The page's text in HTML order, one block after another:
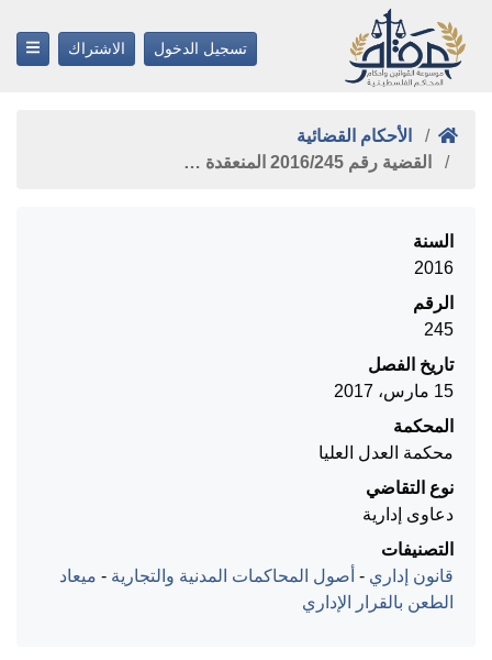
تسجيل الدخول الاشتراك
الأحكام القضائية
القضية رقم ‎245‏/‎2016‏ المنعقدة …
السنة
2016
الرقم
245
تاريخ الفصل
15 مارس، 2017
المحكمة
محكمة العدل العليا
نوع التقاضي
دعاوى إدارية
التصنيفات
قانون إداري - أصول المحاكمات المدنية والتجارية - ميعاد
الطعن بالقرار الإداري